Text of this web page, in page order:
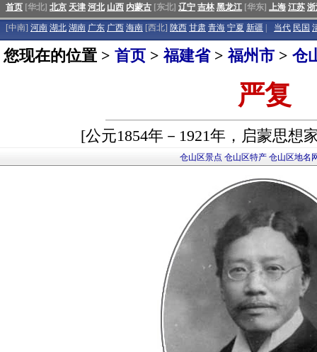
首页 [华北] 北京 天津 河北 山西 内蒙古 [东北] 辽宁 吉林 黑龙江 [华东] 上海 江苏
[中南] 河南 湖北 湖南 广东 广西 海南 [西北] 陕西 甘肃 青海 宁夏 新疆 当代 民国
您现在的位置 > 首页 >福建省>福州市 > 仓
严复
[公元1854年－1921年，启蒙思想
仓山区景点 仓山区特产 仓山区地名